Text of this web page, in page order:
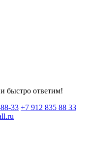
быстро ответим!
33 +7 912 835 88 33